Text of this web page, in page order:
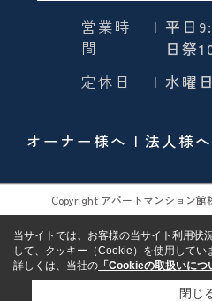
営業時
間
| 平日
日祭
定休日
| 水曜日
オーナー様へ 法人様へ
Copyright アパートマンション館
当サイトでは、お客様の当サイト利用状
して、クッキー（Cookie）を使用してい
詳しくは、当社の 「Cookieの取扱いにつ
閉じ